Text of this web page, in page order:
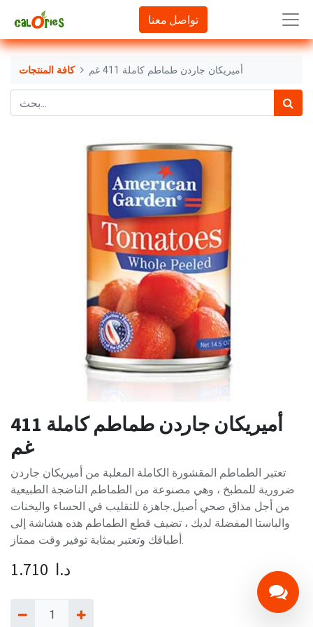
تواصل معنا
كافة المنتجات أميريكان جاردن طماطم كاملة 411 غم
أميريكان جاردن طماطم كاملة 411
غم
تعتبر الطماطم المقشورة الكاملة المعلبة من أميريكان جاردن
ضرورية للمطبخ ، وهي مصنوعة من الطماطم الناضجة الطبيعية
من أجل مذاق صحي أصيل.جاهزة للتقليب في الحساء واليخنات
والباستا المفضلة لديك ، تضيف قطع الطماطم هذه هشاشة إلى
أطباقك وتعتبر بمثابة توفير وقت ممتاز.
1.710 د.ا